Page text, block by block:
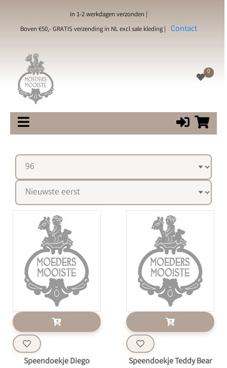
In 1-2 werkdagen verzonden |
Boven €50,- GRATIS verzending in NL excl sale kleding | Contact
0
Speendoekje Diego
Speendoekje Teddy Bear